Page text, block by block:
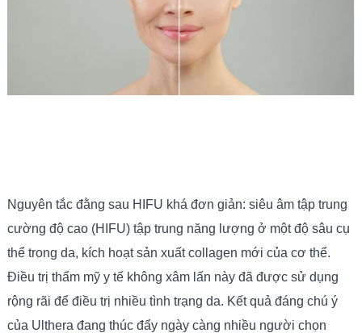
Nguyên tắc đằng sau HIFU khá đơn giản: siêu âm tập trung
cường độ cao (HIFU) tập trung năng lượng ở một độ sâu cụ
thể trong da, kích hoạt sản xuất collagen mới của cơ thể.
Điều trị thẩm mỹ y tế không xâm lấn này đã được sử dụng
rộng rãi để điều trị nhiều tình trạng da. Kết quả đáng chú ý
của Ulthera đang thúc đẩy ngày càng nhiều người chọn